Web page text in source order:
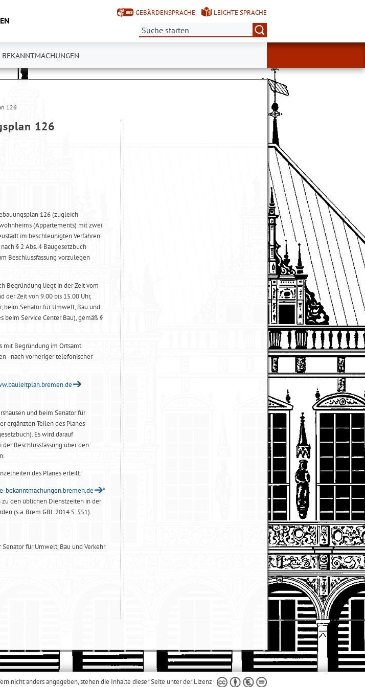
GEBÄRDENSPRACHE
LEICHTE SPRACHE
Suche:
126
126
126 (zugleich
(Appartements) mit zwei
im beschleunigten Verfahren
§ 2 Abs. 4 Baugesetzbuch
Beschlussfassung vorzulegen
Begründung liegt in der Zeit vom
der Zeit von 9.00 bis 15.00 Uhr,
beim Senator für Umwelt, Bau und
beim Service Center Bau), gemäß §
mit Begründung im Ortsamt
- nach vorheriger telefonischer
und beim Senator für
ergänzten Teilen des Planes
Es wird darauf
Beschlussfassung über den
des Planes erteilt.
bekanntmachungen.bremen.de
“
den üblichen Dienstzeiten in der
(s.a. Brem.GBl. 2014 S. 551).
Senator für Umwelt, Bau und Verkehr
nicht anders angegeben, stehen die Inhalte dieser Seite unter der Lizenz